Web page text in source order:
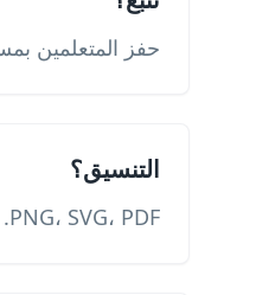
حفز المتعلمين
التنسيق؟
PNG، SVG، PDF.